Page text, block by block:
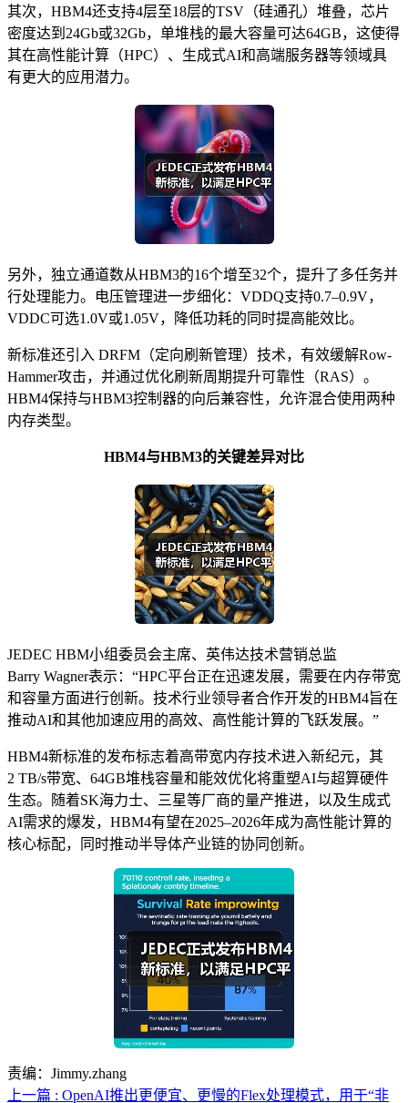
其次，HBM4还支持4层至18层的TSV（硅通孔）堆叠，芯片
密度达到24Gb或32Gb，单堆栈的最大容量可达64GB，这使得
其在高性能计算（HPC）、生成式AI和高端服务器等领域具
有更大的应用潜力。
另外，独立通道数从HBM3的16个增至32个，提升了多任务并
行处理能力。电压管理进一步细化：VDDQ支持0.7–0.9V，
VDDC可选1.0V或1.05V，降低功耗的同时提高能效比。
新标准还引入 DRFM（定向刷新管理）技术，有效缓解Row-
Hammer攻击，并通过优化刷新周期提升可靠性（RAS）。
HBM4保持与HBM3控制器的向后兼容性，允许混合使用两种
内存类型。
HBM4与HBM3的关键差异对比
JEDEC HBM小组委员会主席、英伟达技术营销总监
Barry Wagner表示：“HPC平台正在迅速发展，需要在内存带宽
和容量方面进行创新。技术行业领导者合作开发的HBM4旨在
推动AI和其他加速应用的高效、高性能计算的飞跃发展。”
HBM4新标准的发布标志着高带宽内存技术进入新纪元，其
2 TB/s带宽、64GB堆栈容量和能效优化将重塑AI与超算硬件
生态。随着SK海力士、三星等厂商的量产推进，以及生成式
AI需求的爆发，HBM4有望在2025–2026年成为高性能计算的
核心标配，同时推动半导体产业链的协同创新。
责编：Jimmy.zhang
上一篇 : OpenAI推出更便宜、更慢的Flex处理模式，用于“非